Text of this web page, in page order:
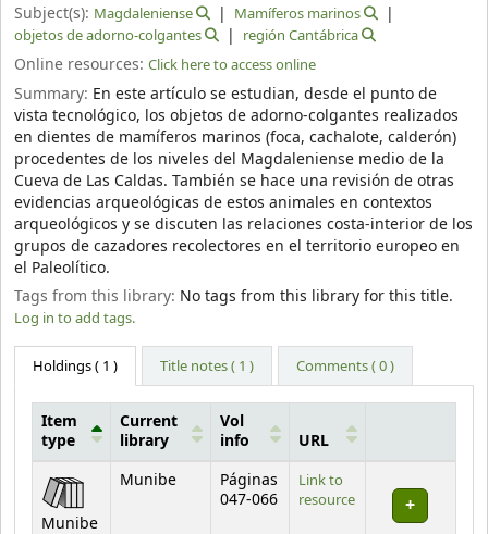
Subject(s): Magdaleniense
Mamíferos marinos
objetos de adorno-colgantes
región Cantábrica
Online resources: Click here to access online
Summary: En este artículo se estudian, desde el punto de
vista tecnológico, los objetos de adorno-colgantes realizados
en dientes de mamíferos marinos (foca, cachalote, calderón)
procedentes de los niveles del Magdaleniense medio de la
Cueva de Las Caldas. También se hace una revisión de otras
evidencias arqueológicas de estos animales en contextos
arqueológicos y se discuten las relaciones costa-interior de los
grupos de cazadores recolectores en el territorio europeo en
el Paleolítico.
Tags from this library: No tags from this library for this title.
Log in to add tags.
Holdings( 1 ) Title notes ( 1 ) Comments ( 0 )
Holdings
Item
type
Current
library
Vol
info
URL
Munibe
Munibe
Páginas
047-066
Link to
resource